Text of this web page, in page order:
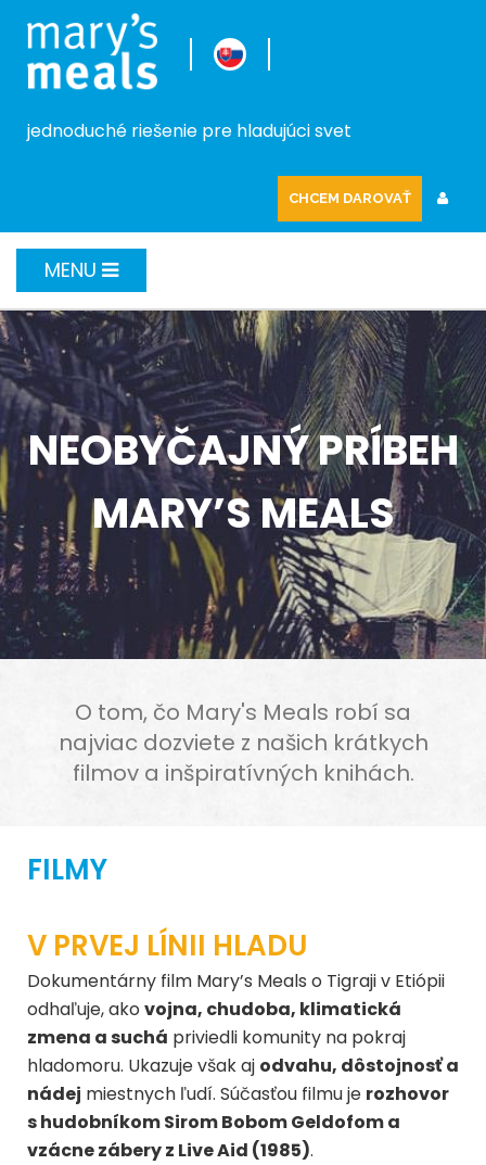
jednoduché riešenie pre hladujúci svet
CHCEM DAROVAŤ
MENU
NEOBYČAJNÝ PRÍBEH
MARY’S MEALS
O tom, čo Mary's Meals robí sa
najviac dozviete z našich krátkych
filmov a inšpiratívných knihách.
FILMY
V PRVEJ LÍNII HLADU
Dokumentárny film Mary’s Meals o Tigraji v Etiópii
odhaľuje, ako vojna, chudoba, klimatická
zmena a suchá priviedli komunity na pokraj
hladomoru. Ukazuje však aj odvahu, dôstojnosť a
nádej miestnych ľudí. Súčasťou filmu je rozhovor
s hudobníkom Sirom Bobom Geldofom a
vzácne zábery z Live Aid (1985).